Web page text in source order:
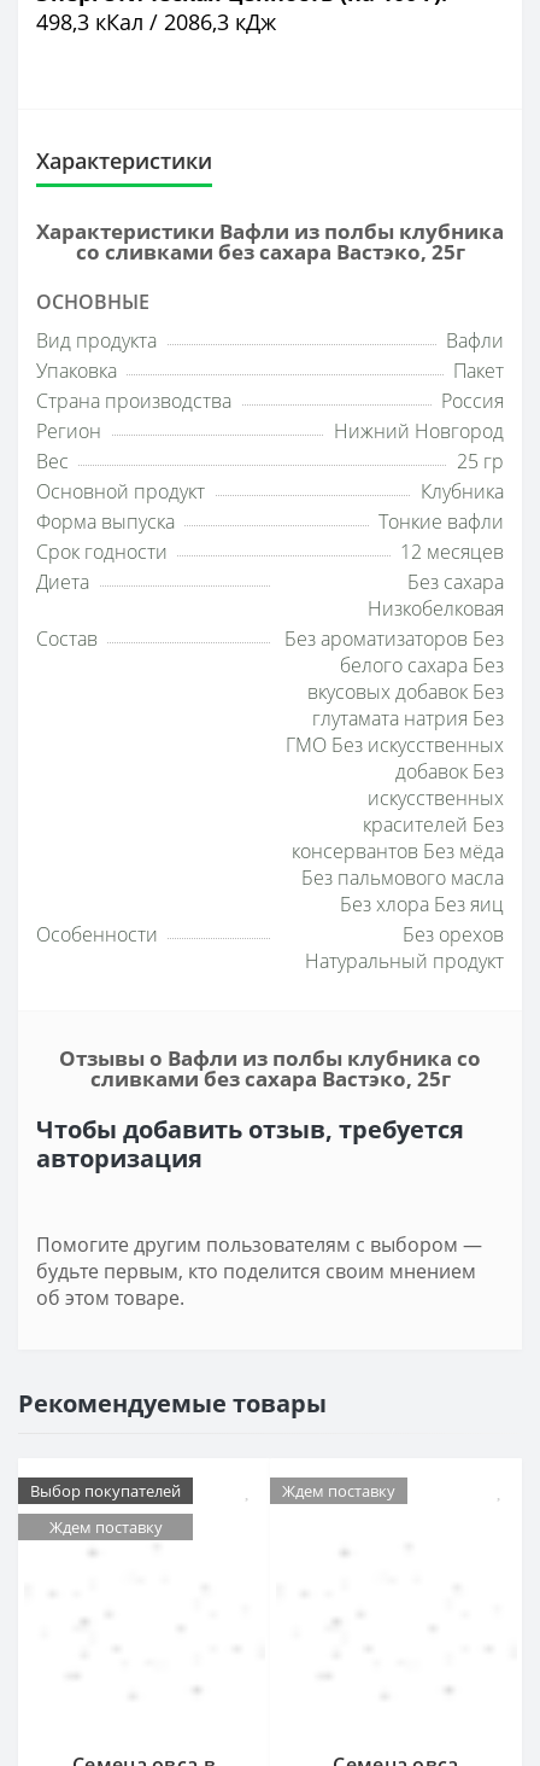
498,3 кКал / 2086,3 кДж
Характеристики
Характеристики Вафли из полбы клубника
со сливками без сахара Вастэко, 25г
ОСНОВНЫЕ
Вид продукта
Вафли
Упаковка
Пакет
Страна производства
Россия
Регион
Нижний Новгород
Вес
25 гр
Основной продукт
Клубника
Форма выпуска
Тонкие вафли
Срок годности
12 месяцев
Диета
Без сахара
Низкобелковая
Состав
Без ароматизаторов Без
белого сахара Без
вкусовых добавок Без
глутамата натрия Без
ГМО Без искусственных
добавок Без
искусственных
красителей Без
консервантов Без мёда
Без пальмового масла
Без хлора Без яиц
Особенности
Без орехов
Натуральный продукт
Отзывы о Вафли из полбы клубника со
сливками без сахара Вастэко, 25г
Чтобы добавить отзыв, требуется
авторизация
Помогите другим пользователям с выбором —
будьте первым, кто поделится своим мнением
об этом товаре.
Рекомендуемые товары
Выбор покупателей
Ждем поставку
Ждем поставку